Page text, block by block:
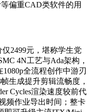
偏重CAD类软件的用
仅2499元，堪称学生党
4N工艺与Ada架构，
1080p全流程创作中游刃
生成提升剪辑流畅度，
Cycles渲染速度较前代
频作业导出时间；整卡